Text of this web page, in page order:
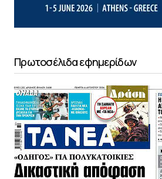
Πρωτοσέλιδα εφημερίδων